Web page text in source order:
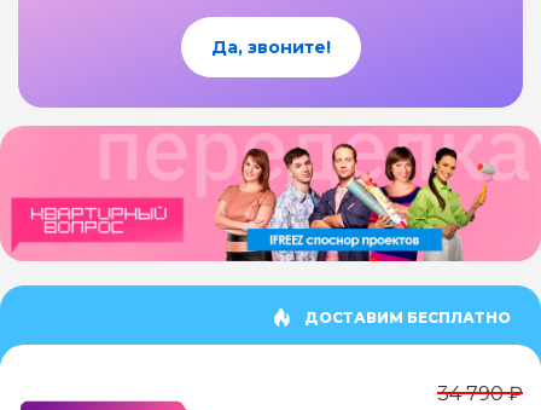
Да, звоните!
ДОСТАВИМ БЕСПЛАТНО
34 790 ₽